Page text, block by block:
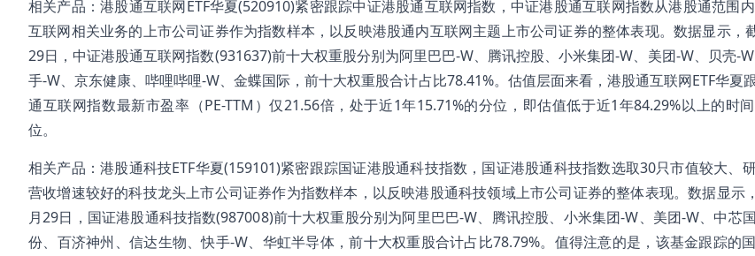
相关产品：港股通互联网ETF华夏(520910)紧密跟踪中证港股通互联网指数，中证港股通互联网指数从港股通范围
互联网相关业务的上市公司证券作为指数样本，以反映港股通内互联网主题上市公司证券的整体表现。数据显示，
29日，中证港股通互联网指数(931637)前十大权重股分别为阿里巴巴-W、腾讯控股、小米集团-W、美团-W、贝壳-
手-W、京东健康、哔哩哔哩-W、金蝶国际，前十大权重股合计占比78.41%。估值层面来看，港股通互联网ETF华夏
通互联网指数最新市盈率（PE-TTM）仅21.56倍，处于近1年15.71%的分位，即估值低于近1年84.29%以上的时
位。
相关产品：港股通科技ETF华夏(159101)紧密跟踪国证港股通科技指数，国证港股通科技指数选取30只市值较大、
营收增速较好的科技龙头上市公司证券作为指数样本，以反映港股通科技领域上市公司证券的整体表现。数据显示
月29日，国证港股通科技指数(987008)前十大权重股分别为阿里巴巴-W、腾讯控股、小米集团-W、美团-W、中芯
份、百济神州、信达生物、快手-W、华虹半导体，前十大权重股合计占比78.79%。值得注意的是，该基金跟踪的